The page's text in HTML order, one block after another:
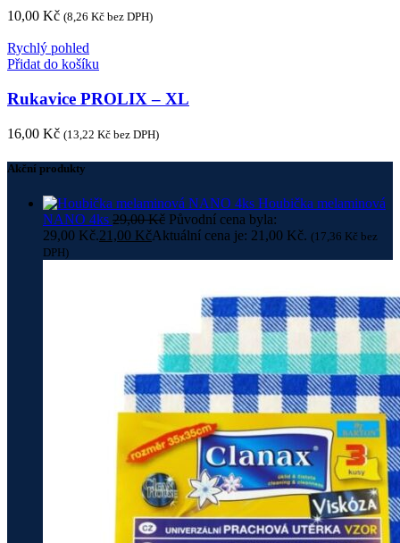
10,00 Kč (8,26 Kč bez DPH)
Rychlý pohled
Přidat do košíku
Rukavice PROLIX – XL
16,00 Kč (13,22 Kč bez DPH)
Akční produkty
Houbička melaminová
NANO 4ks 29,00Kč Původní cena byla:
29,00 Kč.21,00 KčAktuální cena je: 21,00 Kč. (17,36 Kč bez
DPH)